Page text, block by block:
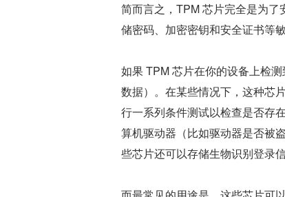
简而言之，TPM 芯片完全是为
储密码、加密密钥和安全证书等敏
如果 TPM 芯片在你的设备上检
数据）。在某些情况下，这种芯
行一系列条件测试以检查是否存
算机驱动器（比如驱动器是否被
些芯片还可以存储生物识别登录